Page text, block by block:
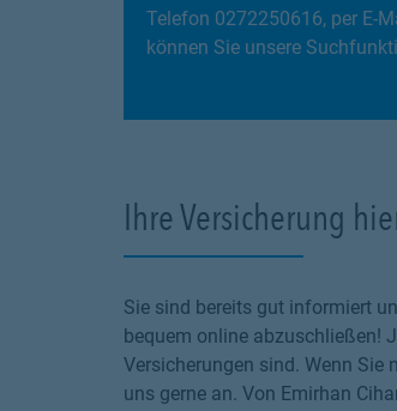
Telefon 0272250616, per E-
können Sie unsere
Ihre Versicherung
Sie sind bereits gut informiert
bequem online abzuschließen!
Versicherungen sind. Wenn Sie
uns gerne an. Von Emirhan